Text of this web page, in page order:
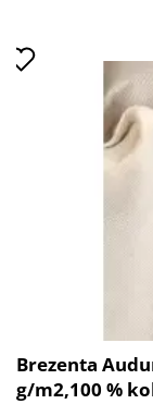
Brezenta
g/m2,100 %